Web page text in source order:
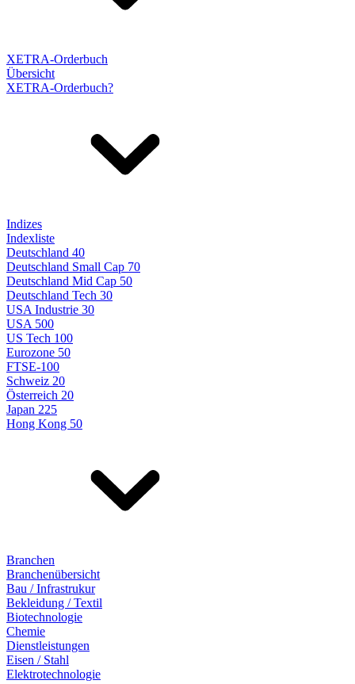
XETRA-Orderbuch
Übersicht
XETRA-Orderbuch?
Indizes
Indexliste
Deutschland 40
Deutschland Small Cap 70
Deutschland Mid Cap 50
Deutschland Tech 30
USA Industrie 30
USA 500
US Tech 100
Eurozone 50
FTSE-100
Schweiz 20
Österreich 20
Japan 225
Hong Kong 50
Branchen
Branchenübersicht
Bau / Infrastrukur
Bekleidung / Textil
Biotechnologie
Chemie
Dienstleistungen
Eisen / Stahl
Elektrotechnologie